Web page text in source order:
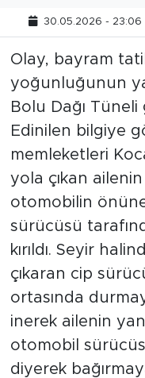
30.05.2026 - 23:06
Olay, bayram
yoğunluğunun
Bolu Dağı
Edinilen bilgiye
memleketleri
yola çıkan
otomobilin
sürücüsü
kırıldı. Seyir
çıkaran cip
ortasında
inerek ailenin
otomobil
diyerek